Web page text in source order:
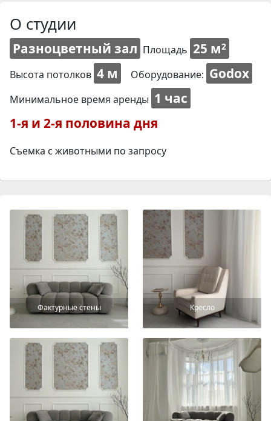
О студии
Разноцветный зал Площадь 25 м2
Высота потолков 4 м Оборудование: Godox
Минимальное время аренды 1 час
1-я и 2-я половина дня
Съемка с животными по запросу
Фактурные стены Кресло